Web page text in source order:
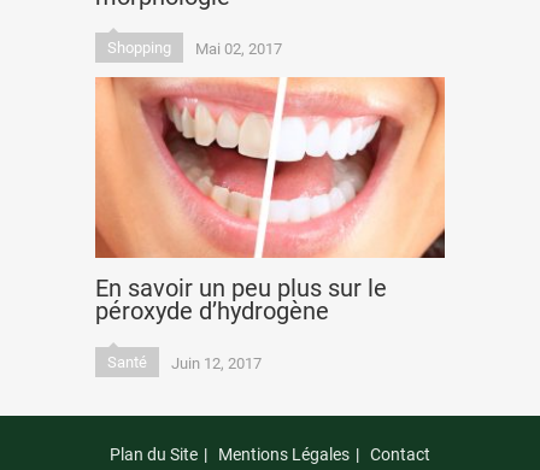
Shopping Mai 02, 2017
En savoir un peu plus sur le
péroxyde d’hydrogène
Santé Juin 12, 2017
Plan du Site Mentions Légales Contact